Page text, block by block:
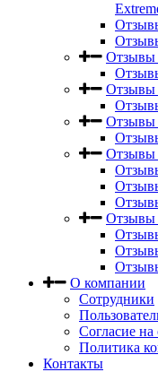
Отзывы
Отзывы
Отзывы
Отзывы
Отзывы
О компании
Сотрудники
Согласие
Политика
Контакты